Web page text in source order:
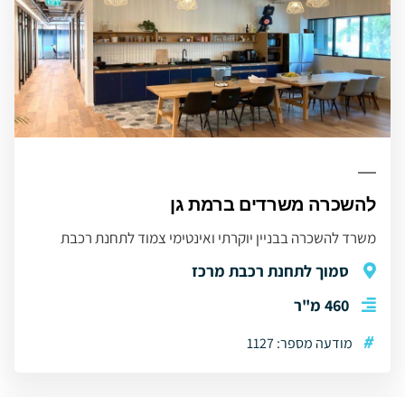
להשכרה משרדים ברמת גן
משרד להשכרה בבניין יוקרתי ואינטימי צמוד לתחנת רכבת
סמוך לתחנת רכבת מרכז
460 מ"ר
# מודעה מספר: 1127